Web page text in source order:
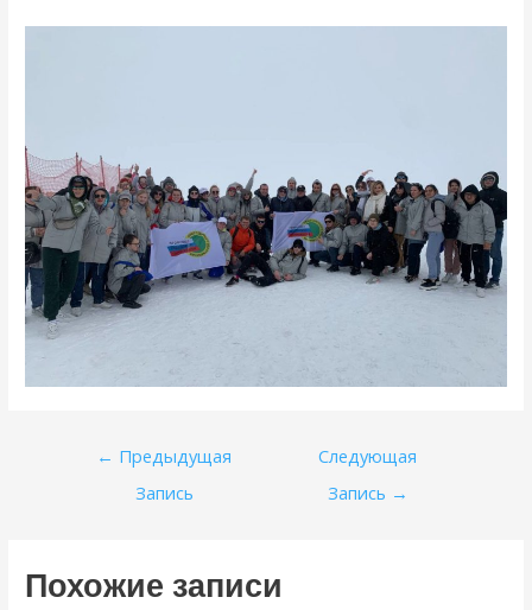
Навигация
← Предыдущая
Запись
Следующая
Запись →
Похожие записи